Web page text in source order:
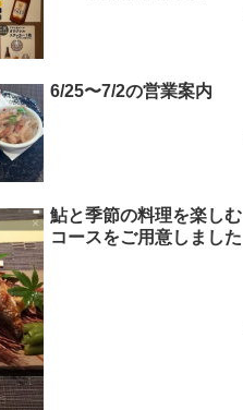
6/25〜7/2の営業案内
鮎と季節の料理を楽しむ
コースをご用意しました